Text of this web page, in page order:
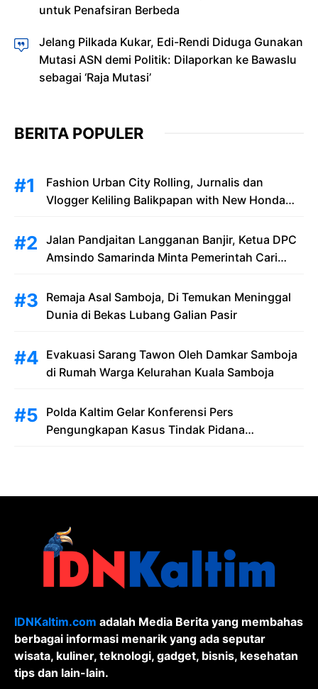
untuk Penafsiran Berbeda
Jelang Pilkada Kukar, Edi-Rendi Diduga Gunakan
Mutasi ASN demi Politik: Dilaporkan ke Bawaslu
sebagai ‘Raja Mutasi’
BERITA POPULER
Fashion Urban City Rolling, Jurnalis dan
Vlogger Keliling Balikpapan with New Honda
Jalan Pandjaitan Langganan Banjir, Ketua DPC
Amsindo Samarinda Minta Pemerintah Cari
Masyarakat Terjebak Banjir
Remaja Asal Samboja, Di Temukan Meninggal
Dunia di Bekas Lubang Galian Pasir
Evakuasi Sarang Tawon Oleh Damkar Samboja
di Rumah Warga Kelurahan Kuala Samboja
Polda Kaltim Gelar Konferensi Pers
Pengungkapan Kasus Tindak Pidana
IDNKaltim.com adalah Media Berita yang membahas
berbagai informasi menarik yang ada seputar
wisata, kuliner, teknologi, gadget, bisnis, kesehatan
tips dan lain-lain.